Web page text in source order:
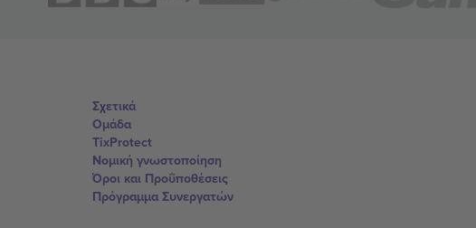
Σχετικά
Ομάδα
TixProtect
Νομική γνωστοποίηση
Όροι και Προΰποθέσεις
Πρόγραμμα Συνεργατών